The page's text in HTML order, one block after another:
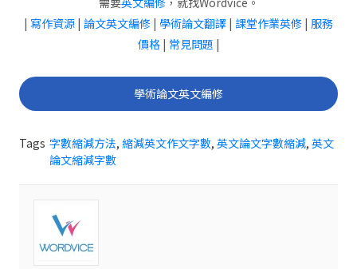
| 寫作資源 | 論文英文編修 | 學術論文翻譯 | 課堂作業英修 | 服務
價格| 常見問題 |
學術論文英文編修
Tags 字數縮減方法, 縮減英文作文字數, 英文論文字數縮減, 英文
論文縮減字數